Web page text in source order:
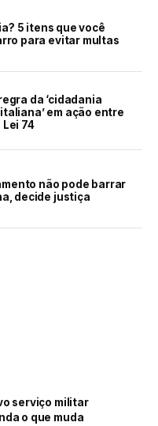
5 itens que você
para evitar multas
da ‘cidadania
em ação entre
Lei 74
não pode barrar
decide justiça
serviço militar
o que muda